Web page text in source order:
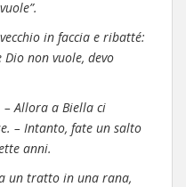
in faccia e ribatté:
Dio non vuole, devo
– Allora a Biella ci
– Intanto, fate un salto
anni.
un tratto in una rana,